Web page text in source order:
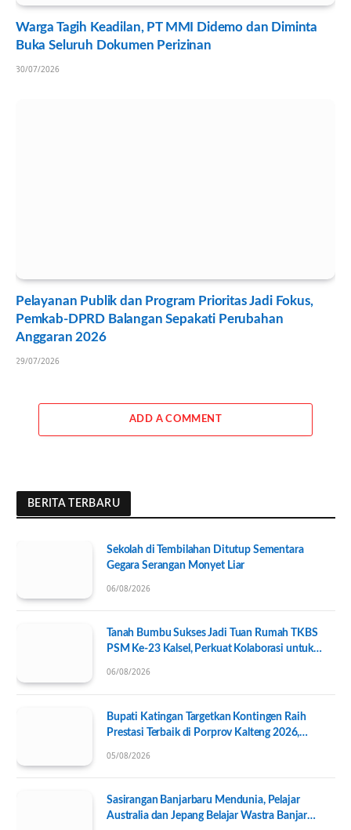
Warga Tagih Keadilan, PT MMI Didemo dan Diminta
Buka Seluruh Dokumen Perizinan
30/07/2026
Pelayanan Publik dan Program Prioritas Jadi Fokus,
Pemkab-DPRD Balangan Sepakati Perubahan
Anggaran 2026
29/07/2026
ADD A COMMENT
BERITA TERBARU
Sekolah di Tembilahan Ditutup Sementara
Gegara Serangan Monyet Liar
06/08/2026
Tanah Bumbu Sukses Jadi Tuan Rumah TKBS
PSM Ke-23 Kalsel, Perkuat Kolaborasi untuk
06/08/2026
Bupati Katingan Targetkan Kontingen Raih
Prestasi Terbaik di Porprov Kalteng 2026,
05/08/2026
Sasirangan Banjarbaru Mendunia, Pelajar
Australia dan Jepang Belajar Wastra Banjar